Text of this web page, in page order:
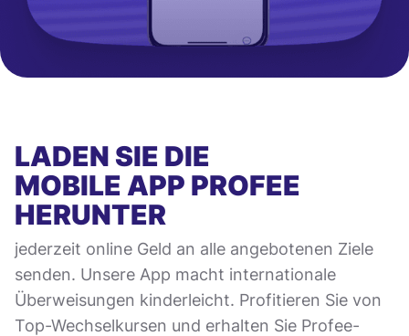
LADEN SIE DIE
MOBILE APP PROFEE
HERUNTER
jederzeit online Geld an alle angebotenen Ziele
senden. Unsere App macht internationale
Überweisungen kinderleicht. Profitieren Sie von
Top-Wechselkursen und erhalten Sie Profee-